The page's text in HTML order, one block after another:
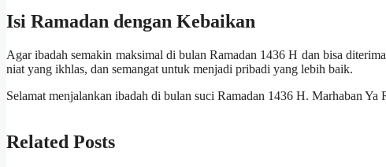
Isi Ramadan dengan Kebaikan
Agar ibadah semakin maksimal di bulan Ramadan 1436 H dan bisa
niat yang ikhlas, dan semangat untuk menjadi pribadi yang lebih baik.
Selamat menjalankan ibadah di bulan suci Ramadan 1436 H. Marhaban Ya
Related Posts